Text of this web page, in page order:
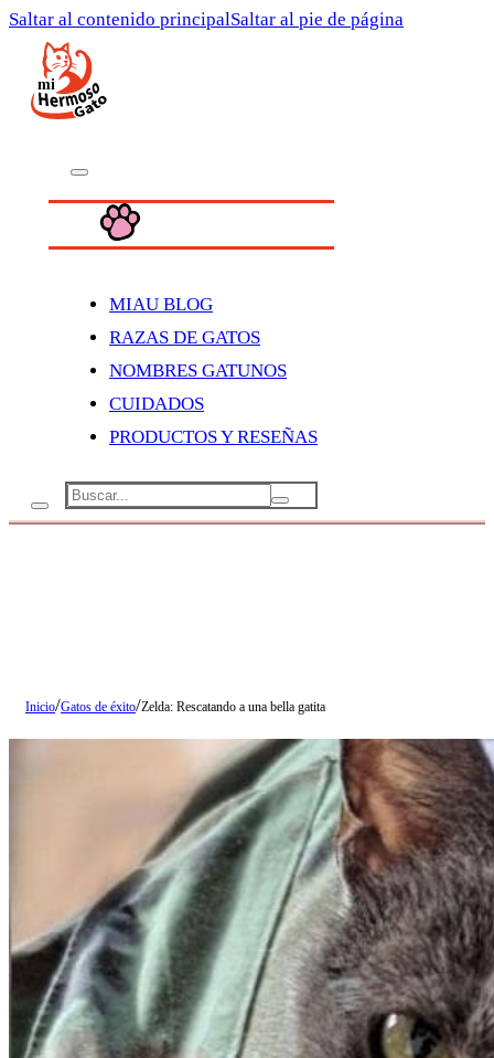
Saltar al contenido principalSaltar al pie de página
MIAU BLOG
RAZAS DE GATOS
NOMBRES GATUNOS
CUIDADOS
PRODUCTOS Y RESEÑAS
Buscar
Inicio/Gatos de éxito/Zelda: Rescatando a una bella gatita